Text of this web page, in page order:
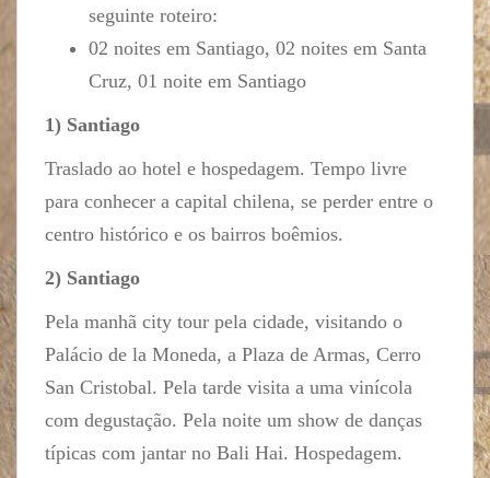
seguinte roteiro:
02 noites em Santiago, 02 noites em Santa
Cruz, 01 noite em Santiago
1) Santiago
Traslado ao hotel e hospedagem. Tempo livre
para conhecer a capital chilena, se perder entre o
centro histórico e os bairros boêmios.
2) Santiago
Pela manhã city tour pela cidade, visitando o
Palácio de la Moneda, a Plaza de Armas, Cerro
San Cristobal. Pela tarde visita a uma vinícola
com degustação. Pela noite um show de danças
típicas com jantar no Bali Hai. Hospedagem.